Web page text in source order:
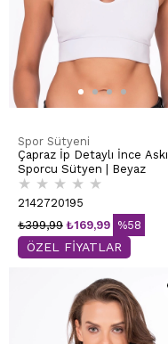
Spor Sütyeni
Çapraz İp Detaylı İnce Askı
Sporcu Sütyen | Beyaz
★ ★ ★ ★ ★
2142720195
₺169,99
₺399,99 %58
ÖZEL FİYATLAR